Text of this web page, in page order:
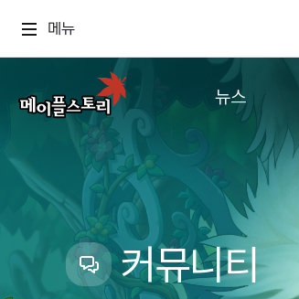
메뉴
뉴스
업데이트
이벤트
캐시샵 공지
메이플 알림판
with maple
커뮤니티